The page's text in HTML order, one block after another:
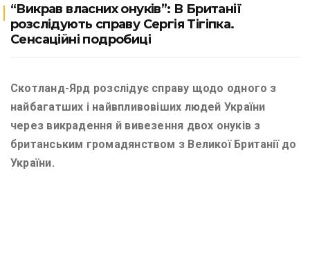
“Викрав власних онуків”: В Британії
розслідують справу Сергія Тігіпка.
Сенсаційні подробиці
Скотланд-Ярд розслідує справу щодо одного з
найбагатших і найвпливовіших людей України
через викрадення й вивезення двох онуків з
британським громадянством з Великої Британії до
України.